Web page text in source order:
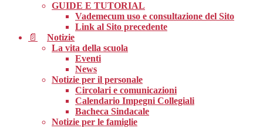
GUIDE E TUTORIAL
Vademecum uso e consultazione del Sito
Link al Sito precedente
Notizie
La vita della scuola
Eventi
News
Notizie per il personale
Circolari e comunicazioni
Calendario Impegni Collegiali
Bacheca Sindacale
Notizie per le famiglie